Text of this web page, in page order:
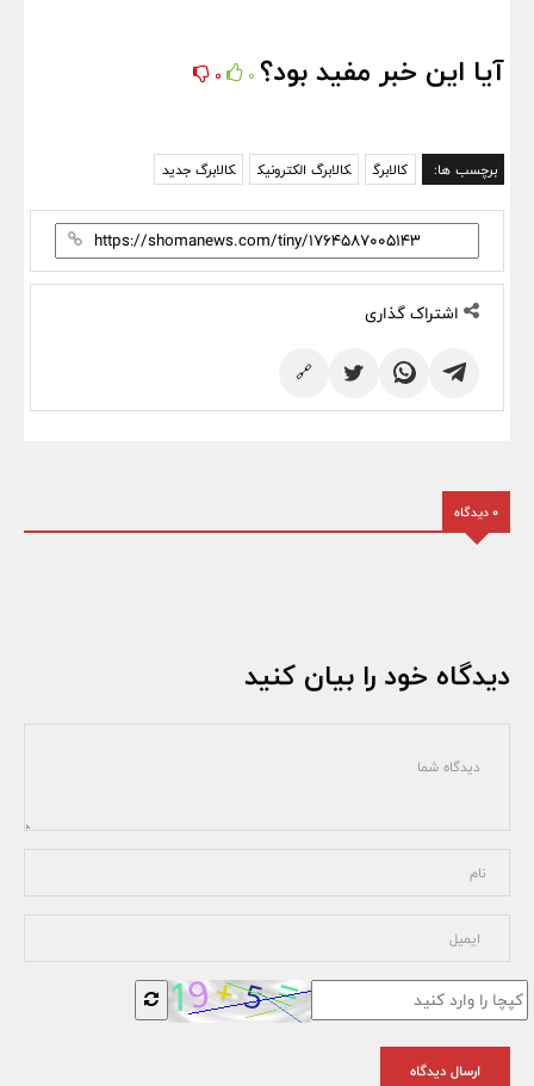
آیا این خبر مفید بود؟ 0
0
برچسب ها: کالابرگ کالابرگ الکترونیک کالابرگ جدید
اشتراک گذاری
🔗
0 دیدگاه
دیدگاه خود را بیان کنید
ارسال دیدگاه